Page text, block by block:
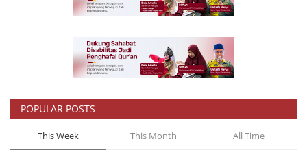
POPULAR POSTS
This Week This Month All Time